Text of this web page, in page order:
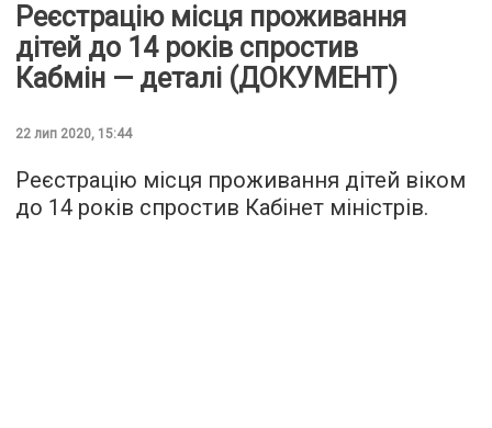
Реєстрацію місця проживання
дітей до 14 років спростив
Кабмін — деталі (ДОКУМЕНТ)
22 лип 2020, 15:44
Реєстрацію місця проживання дітей віком
до 14 років спростив Кабінет міністрів.